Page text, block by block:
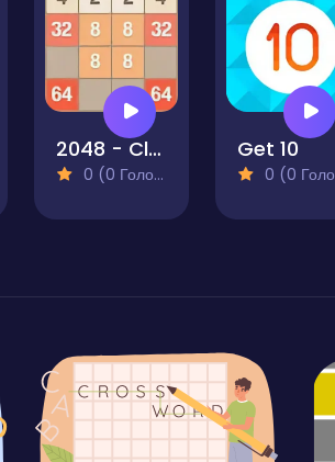
2048 - Classic Number Game
0 (0 Голосів)
Get 10
0 (0 Голосів)